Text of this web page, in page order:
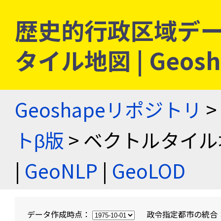
歴史的行政区域デ
タイル地図 |
Geoshapeリポジトリ >
トβ版 > ベクトルタイ
| GeoNLP | GeoLOD
データ作成時点： 政令指定都市の統